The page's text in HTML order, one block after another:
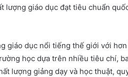
lượng giáo dục đạt tiêu chuẩn
giáo dục nổi tiếng thế giới với
học dựa trên nhiều tiêu chí,
lượng giảng dạy và học thuật,